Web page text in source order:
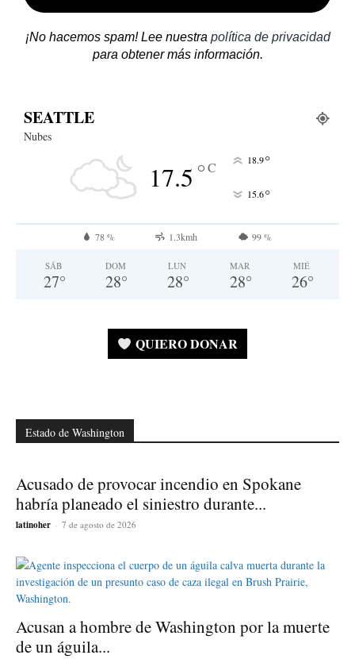
¡No hacemos spam! Lee nuestra política de privacidad
para obtener más información.
SEATTLE
Nubes
17.5°C 18.9°
15.6°
78 % 1.3kmh 99 %
SÁB
27°
DOM
28°
LUN
28°
MAR
28°
MIÉ
26°
QUIERO DONAR
Estado de Washington
Acusado de provocar incendio en Spokane
habría planeado el siniestro durante...
latinoher - 7 de agosto de 2026
Acusan a hombre de Washington por la muerte
de un águila...